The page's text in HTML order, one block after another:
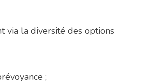
via la diversité des options
;